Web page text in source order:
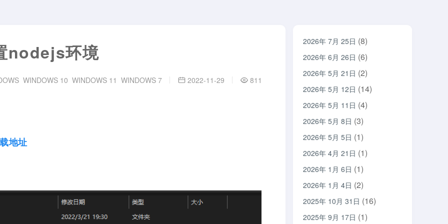
nodejs环境
WINDOWS 10 WINDOWS 11 WINDOWS 7 2022-11-29 811
地址
2026年 7月 25日 (8)
2026年 6月 26日 (6)
2026年 5月 21日 (2)
2026年 5月 12日 (14)
2026年 5月 11日 (4)
2026年 5月 8日 (3)
2026年 5月 5日 (1)
2026年 4月 21日 (1)
2026年 1月 6日 (1)
2026年 1月 4日 (2)
2025年 10月 31日 (16)
2025年 9月 17日 (1)